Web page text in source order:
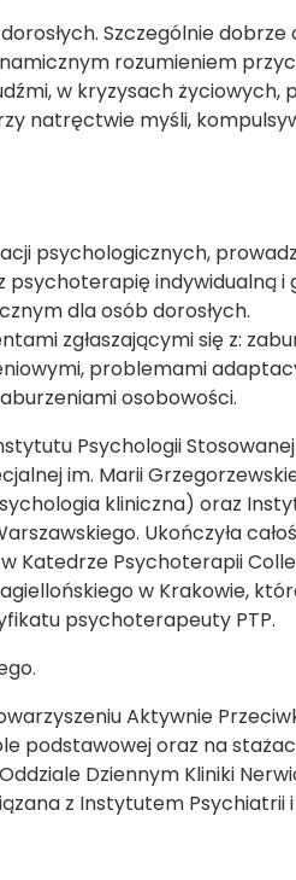
Szczególnie dobrze
rozumieniem
w kryzysach życiowych,
natręctwie myśli,
psychologicznych,
psychoterapię indywidualną i
dla osób dorosłych.
zgłaszającymi się z:
problemami
osobowości.
Psychologii
im. Marii
kliniczna) oraz
Ukończyła
Katedrze Psychoterapii
w Krakowie,
psychoterapeuty PTP.
Aktywnie
podstawowej oraz na
Dziennym Kliniki
z Instytutem Psychiatrii